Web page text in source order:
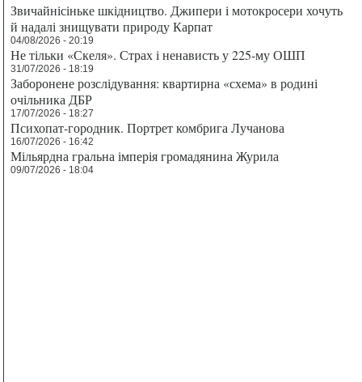
Звичайнісіньке шкідництво. Джипери і мотокросери хочуть
й надалі знищувати природу Карпат
04/08/2026 - 20:19
Не тільки «Скеля». Страх і ненависть у 225-му ОШП
31/07/2026 - 18:19
Заборонене розслідування: квартирна «схема» в родині
очільника ДБР
17/07/2026 - 18:27
Психопат-городник. Портрет комбрига Лучанова
16/07/2026 - 16:42
Мільярдна гральна імперія громадянина Журила
09/07/2026 - 18:04